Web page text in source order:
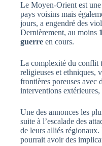
Le Moyen-Orient est
pays voisins mais
jours, a engendré des
Dernièrement, au moins
guerre en cours.
La complexité du conflit
religieuses et ethniques,
frontières poreuses avec
interventions extérieures,
Une des annonces les
suite à l’escalade des
de leurs alliés
pourrait avoir des